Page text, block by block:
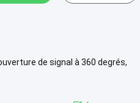
de signal à 360 degrés,